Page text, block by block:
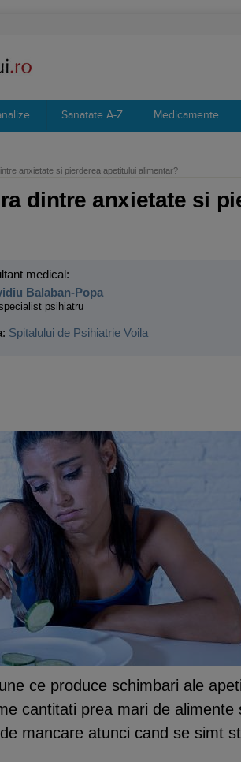
Sanatate A-Z Medicamente
anxietate si pierderea apetitului alimentar?
dintre anxietate si
medical:
Balaban-Popa
psihiatru
Spitalului de Psihiatrie Voila
ce produce schimbari ale
cantitati prea mari de
mancare atunci cand se simt